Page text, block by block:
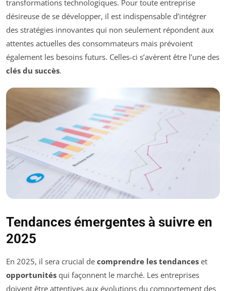
transformations technologiques. Pour toute entreprise
désireuse de se développer, il est indispensable d’intégrer
des stratégies innovantes qui non seulement répondent aux
attentes actuelles des consommateurs mais prévoient
également les besoins futurs. Celles-ci s’avèrent être l’une des
clés du succès.
Tendances émergentes à suivre en
2025
En 2025, il sera crucial de comprendre les tendances et
opportunités qui façonnent le marché. Les entreprises
doivent être attentives aux évolutions du comportement des